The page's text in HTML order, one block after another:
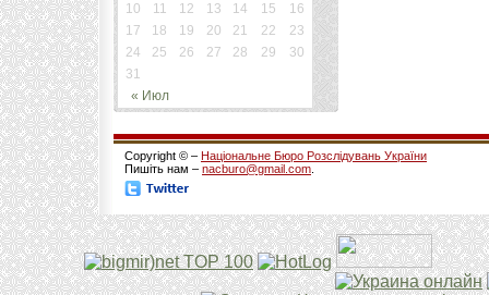
« Июл
10
11 12 13 14 15
16
17
18 19 20 21 22
23
24
25 26 27 28 29
30
31
Copyright © – Національне Бюро Розслідувань України
Пишіть нам – nacburo@gmail.com